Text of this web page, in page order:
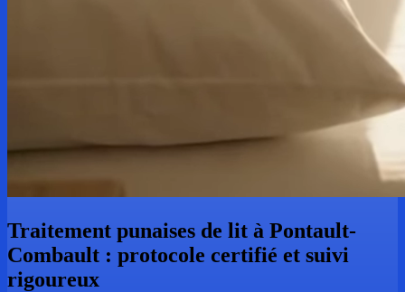
Traitement punaises de lit à Pontault-
Combault : protocole certifié et suivi
rigoureux